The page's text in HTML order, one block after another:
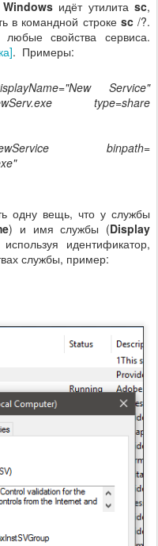
Windows идёт утилитаsc,
в командной строке sc/?.
свойства сервиса.
. Примеры:
Service"
type=share
binpath=
одну вещь, что у службы
) и имя службы (Display
идентификатор,
службы, пример: